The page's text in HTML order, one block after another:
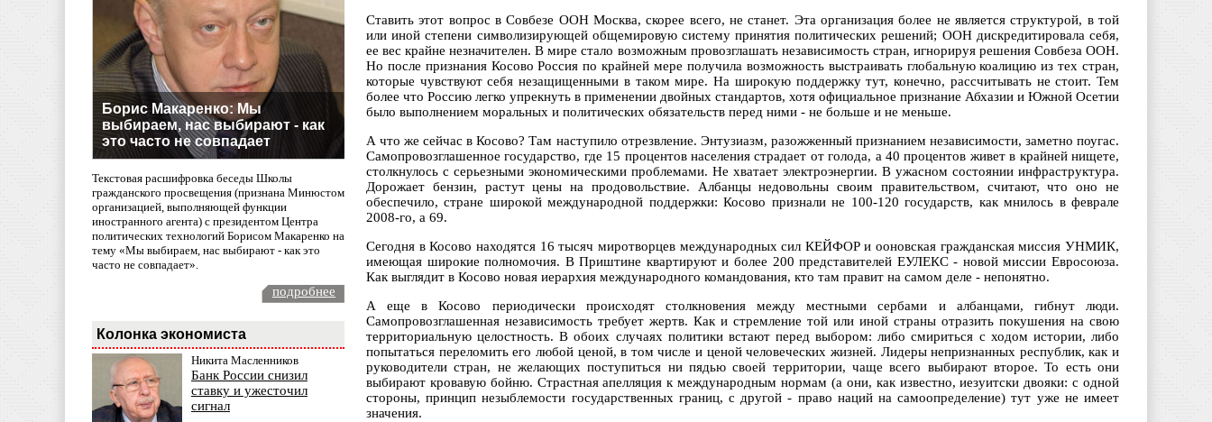
Борис Макаренко: Мы
выбираем, нас выбирают - как
это часто не совпадает
Текстовая расшифровка беседы Школы
гражданского просвещения (признана Минюстом
организацией, выполняющей функции
иностранного агента) с президентом Центра
политических технологий Борисом Макаренко на
тему «Мы выбираем, нас выбирают - как это
часто не совпадает».
подробнее
Колонка экономиста
Никита Масленников
Банк России снизил
ставку и ужесточил
сигнал
Ставить этот вопрос в Совбезе ООН Москва, скорее всего, не станет. Эта организация более не является структурой, в той
или иной степени символизирующей общемировую систему принятия политических решений; ООН дискредитировала себя,
ее вес крайне незначителен. В мире стало возможным провозглашать независимость стран, игнорируя решения Совбеза ООН.
Но после признания Косово Россия по крайней мере получила возможность выстраивать глобальную коалицию из тех стран,
которые чувствуют себя незащищенными в таком мире. На широкую поддержку тут, конечно, рассчитывать не стоит. Тем
более что Россию легко упрекнуть в применении двойных стандартов, хотя официальное признание Абхазии и Южной Осетии
было выполнением моральных и политических обязательств перед ними - не больше и не меньше.
А что же сейчас в Косово? Там наступило отрезвление. Энтузиазм, разожженный признанием независимости, заметно поугас.
Самопровозглашенное государство, где 15 процентов населения страдает от голода, а 40 процентов живет в крайней нищете,
столкнулось с серьезными экономическими проблемами. Не хватает электроэнергии. В ужасном состоянии инфраструктура.
Дорожает бензин, растут цены на продовольствие. Албанцы недовольны своим правительством, считают, что оно не
обеспечило, стране широкой международной поддержки: Косово признали не 100-120 государств, как мнилось в феврале
2008-го, а 69.
Сегодня в Косово находятся 16 тысяч миротворцев международных сил КЕЙФОР и ооновская гражданская миссия УНМИК,
имеющая широкие полномочия. В Приштине квартируют и более 200 представителей ЕУЛЕКС - новой миссии Евросоюза.
Как выглядит в Косово новая иерархия международного командования, кто там правит на самом деле - непонятно.
А еще в Косово периодически происходят столкновения между местными сербами и албанцами, гибнут люди.
Самопровозглашенная независимость требует жертв. Как и стремление той или иной страны отразить покушения на свою
территориальную целостность. В обоих случаях политики встают перед выбором: либо смириться с ходом истории, либо
попытаться переломить его любой ценой, в том числе и ценой человеческих жизней. Лидеры непризнанных республик, как и
руководители стран, не желающих поступиться ни пядью своей территории, чаще всего выбирают второе. То есть они
выбирают кровавую бойню. Страстная апелляция к международным нормам (а они, как известно, иезуитски двояки: с одной
стороны, принцип незыблемости государственных границ, с другой - право наций на самоопределение) тут уже не имеет
значения.